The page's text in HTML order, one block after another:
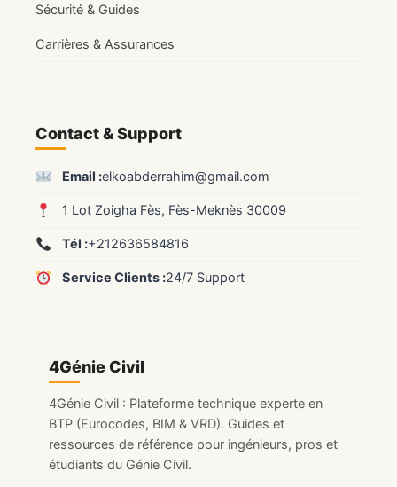
4Génie Civil
4Génie Civil : Plateforme technique experte en
BTP (Eurocodes, BIM & VRD). Guides et
ressources de référence pour ingénieurs, pros et
étudiants du Génie Civil.
Contact & Support
Email :elkoabderrahim@gmail.com
1 Lot Zoigha Fès, Fès-Meknès 30009
Tél :+212636584816
Service Clients :24/7 Support
Sécurité & Guides
Carrières & Assurances